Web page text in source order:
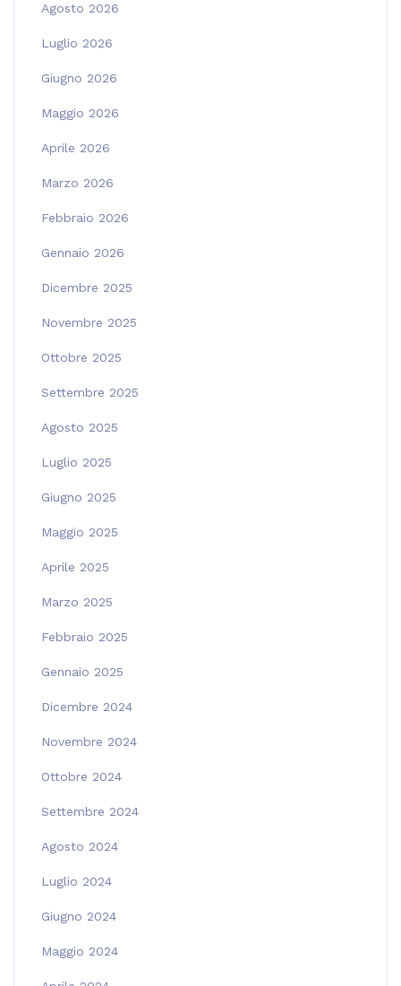
Agosto 2026
Luglio 2026
Giugno 2026
Maggio 2026
Aprile 2026
Marzo 2026
Febbraio 2026
Gennaio 2026
Dicembre 2025
Novembre 2025
Ottobre 2025
Settembre 2025
Agosto 2025
Luglio 2025
Giugno 2025
Maggio 2025
Aprile 2025
Marzo 2025
Febbraio 2025
Gennaio 2025
Dicembre 2024
Novembre 2024
Ottobre 2024
Settembre 2024
Agosto 2024
Luglio 2024
Giugno 2024
Maggio 2024